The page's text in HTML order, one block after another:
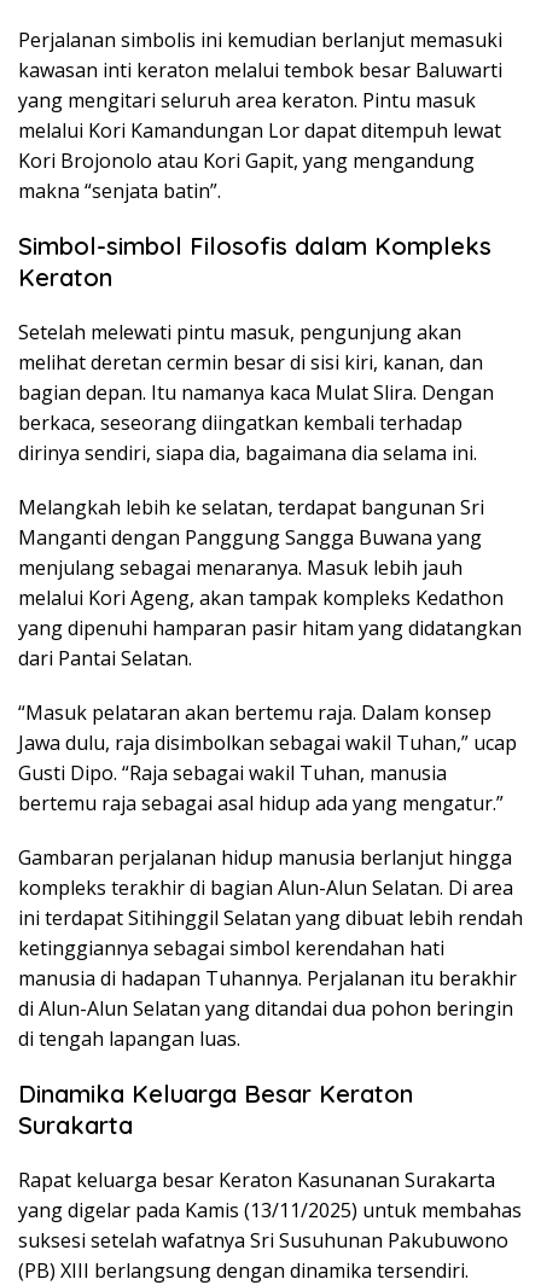
Perjalanan simbolis ini kemudian berlanjut memasuki
kawasan inti keraton melalui tembok besar Baluwarti
yang mengitari seluruh area keraton. Pintu masuk
melalui Kori Kamandungan Lor dapat ditempuh lewat
Kori Brojonolo atau Kori Gapit, yang mengandung
makna “senjata batin”.
Simbol-simbol Filosofis dalam Kompleks
Keraton
Setelah melewati pintu masuk, pengunjung akan
melihat deretan cermin besar di sisi kiri, kanan, dan
bagian depan. Itu namanya kaca Mulat Slira. Dengan
berkaca, seseorang diingatkan kembali terhadap
dirinya sendiri, siapa dia, bagaimana dia selama ini.
Melangkah lebih ke selatan, terdapat bangunan Sri
Manganti dengan Panggung Sangga Buwana yang
menjulang sebagai menaranya. Masuk lebih jauh
melalui Kori Ageng, akan tampak kompleks Kedathon
yang dipenuhi hamparan pasir hitam yang didatangkan
dari Pantai Selatan.
“Masuk pelataran akan bertemu raja. Dalam konsep
Jawa dulu, raja disimbolkan sebagai wakil Tuhan,” ucap
Gusti Dipo. “Raja sebagai wakil Tuhan, manusia
bertemu raja sebagai asal hidup ada yang mengatur.”
Gambaran perjalanan hidup manusia berlanjut hingga
kompleks terakhir di bagian Alun-Alun Selatan. Di area
ini terdapat Sitihinggil Selatan yang dibuat lebih rendah
ketinggiannya sebagai simbol kerendahan hati
manusia di hadapan Tuhannya. Perjalanan itu berakhir
di Alun-Alun Selatan yang ditandai dua pohon beringin
di tengah lapangan luas.
Dinamika Keluarga Besar Keraton
Surakarta
Rapat keluarga besar Keraton Kasunanan Surakarta
yang digelar pada Kamis (13/11/2025) untuk membahas
suksesi setelah wafatnya Sri Susuhunan Pakubuwono
(PB) XIII berlangsung dengan dinamika tersendiri.